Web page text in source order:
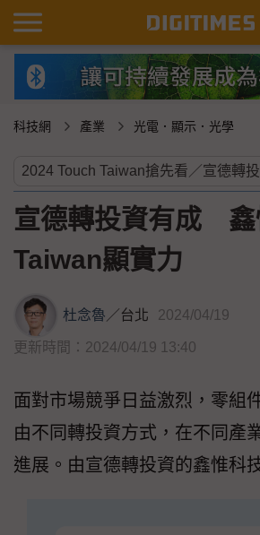
科技網 產業 光電．顯示．光學
宣德轉投資有成 鑫
Taiwan顯實力
杜念魯／台北 2024/04/19
更新時間：2024/04/19 13:40
面對市場競爭日益激烈，零組
由不同轉投資方式，在不同產
進展。由宣德轉投資的鑫惟科